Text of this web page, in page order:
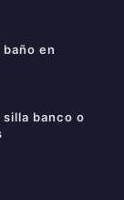
en
silla banco o